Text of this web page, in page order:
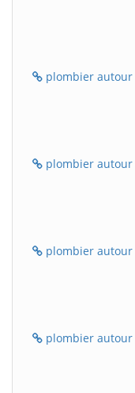
plombier autour
plombier autour
plombier autour
plombier autour